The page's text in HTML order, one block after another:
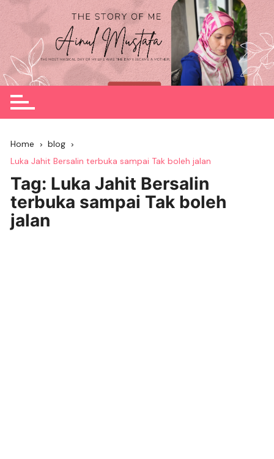
Skip
to
content
Home
blog
Luka Jahit Bersalin terbuka sampai Tak boleh jalan
Tag: Luka Jahit Bersalin
terbuka sampai Tak boleh
jalan